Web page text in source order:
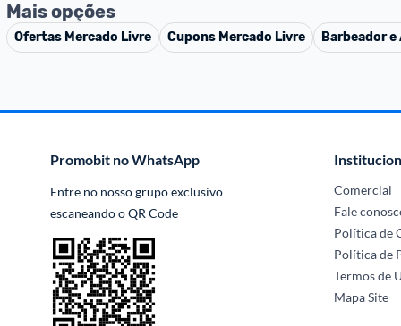
Mais opções
Ofertas Mercado Livre Cupons Mercado Livre Barbeador
Promobit no WhatsApp
Entre no nosso grupo exclusivo
escaneando o QR Code
Comercial
Fale
Política de
Política de
Termos de
Mapa Site